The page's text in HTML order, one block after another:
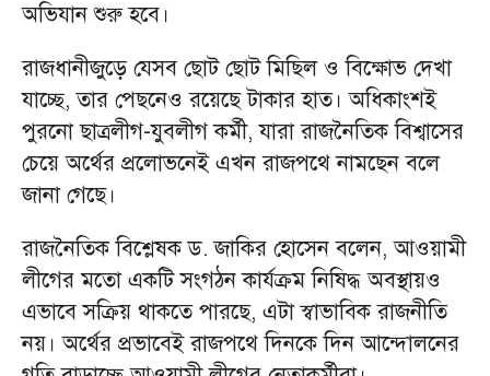
অভিযান শুরু হবে।
রাজধানীজুড়ে যেসব ছোট ছোট মিছিল ও বিক্ষোভ দেখা
যাচ্ছে, তার পেছনেও রয়েছে টাকার হাত। অধিকাংশই
পুরনো ছাত্রলীগ-যুবলীগ কর্মী, যারা রাজনৈতিক বিশ্বাসের
চেয়ে অর্থের প্রলোভনেই এখন রাজপথে নামছেন বলে
জানা গেছে।
রাজনৈতিক বিশ্লেষক ড. জাকির হোসেন বলেন, আওয়ামী
লীগের মতো একটি সংগঠন কার্যক্রম নিষিদ্ধ অবস্থায়ও
এভাবে সক্রিয় থাকতে পারছে, এটা স্বাভাবিক রাজনীতি
নয়। অর্থের প্রভাবেই রাজপথে দিনকে দিন আন্দোলনের